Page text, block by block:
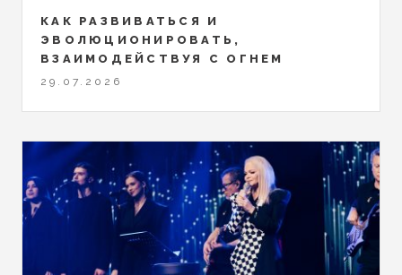
КАК РАЗВИВАТЬСЯ И
ЭВОЛЮЦИОНИРОВАТЬ,
ВЗАИМОДЕЙСТВУЯ С ОГНЕМ
29.07.2026